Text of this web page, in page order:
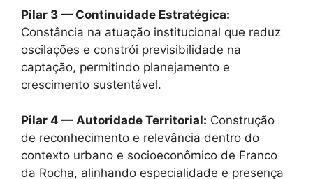
Pilar 3 — Continuidade Estratégica:
Constância na atuação institucional que reduz
oscilações e constrói previsibilidade na
captação, permitindo planejamento e
crescimento sustentável.
Pilar 4 — Autoridade Territorial: Construção
de reconhecimento e relevância dentro do
contexto urbano e socioeconômico de Franco
da Rocha, alinhando especialidade e presença